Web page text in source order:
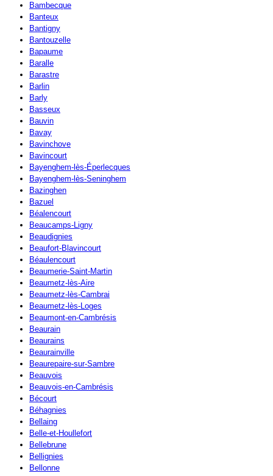
Bambecque
Banteux
Bantigny
Bantouzelle
Bapaume
Baralle
Barastre
Barlin
Barly
Basseux
Bauvin
Bavay
Bavinchove
Bavincourt
Bayenghem-lès-Éperlecques
Bayenghem-lès-Seninghem
Bazinghen
Bazuel
Béalencourt
Beaucamps-Ligny
Beaudignies
Beaufort-Blavincourt
Béaulencourt
Beaumerie-Saint-Martin
Beaumetz-lès-Aire
Beaumetz-lès-Cambrai
Beaumetz-lès-Loges
Beaumont-en-Cambrésis
Beaurain
Beaurains
Beaurainville
Beaurepaire-sur-Sambre
Beauvois
Beauvois-en-Cambrésis
Bécourt
Béhagnies
Bellaing
Belle-et-Houllefort
Bellebrune
Bellignies
Bellonne